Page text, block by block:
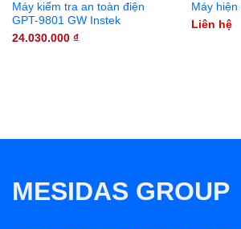
Máy kiểm tra an toàn điện
GPT-9801 GW Instek
24.030.000 ₫
Máy
Liên hệ
MESIDAS GROUP